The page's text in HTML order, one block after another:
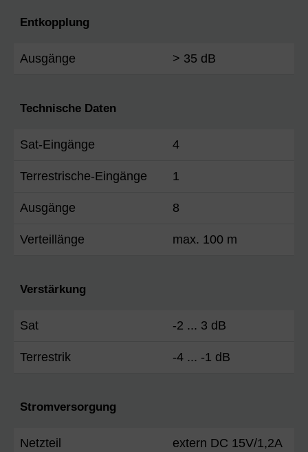
Entkopplung
Ausgänge > 35 dB
Technische Daten
Sat-Eingänge 4
Terrestrische-Eingänge 1
Ausgänge 8
Verteillänge max. 100 m
Verstärkung
Sat -2 ... 3 dB
Terrestrik -4 ... -1 dB
Stromversorgung
Netzteil extern DC 15V/1,2A